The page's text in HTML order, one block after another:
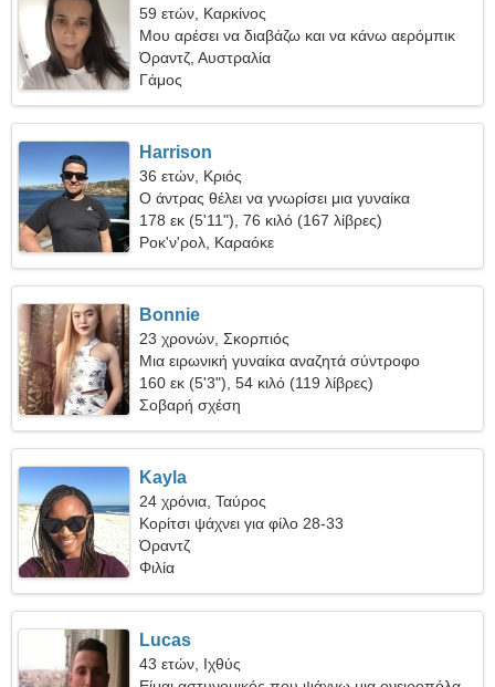
59 ετών, Καρκίνος
Μου αρέσει να διαβάζω και να κάνω αερόμπικ
Όραντζ, Αυστραλία
Γάμος
Harrison
36 ετών, Κριός
Ο άντρας θέλει να γνωρίσει μια γυναίκα
178 εκ (5'11"), 76 κιλό (167 λίβρες)
Ροκ'ν'ρολ, Καραόκε
Bonnie
23 χρονών, Σκορπιός
Μια ειρωνική γυναίκα αναζητά σύντροφο
160 εκ (5'3"), 54 κιλό (119 λίβρες)
Σοβαρή σχέση
Kayla
24 χρόνια, Ταύρος
Κορίτσι ψάχνει για φίλο 28-33
Όραντζ
Φιλία
Lucas
43 ετών, Ιχθύς